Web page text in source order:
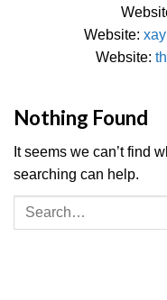
Website:
Website:
Nothing Found
It seems we can’t find
searching can help.